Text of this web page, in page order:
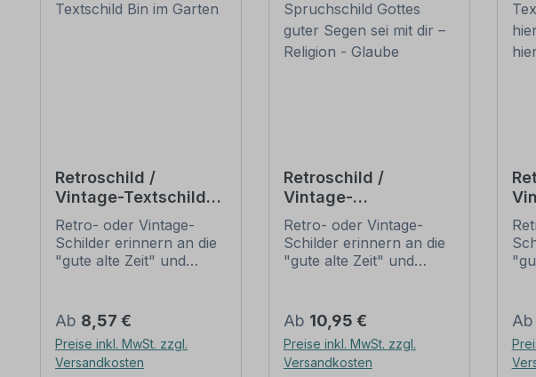
Retroschild /
Vintage-Textschild
Bin im Garten
Retro- oder Vintage-
Schilder erinnern an die
"gute alte Zeit" und
großer Beliebheit. Sind
diese Schilder im Original
nur schwer und häufig
nur zu horrenden Preise
Regulärer Preis:
Ab 8,57 €
Preise inkl. MwSt. zzgl.
Versandkosten
Retroschild /
Vintage-
Spruchschild Gottes
guter Segen sei mit
dir – Religion -
Retro- oder Vintage-
Schilder erinnern an die
"gute alte Zeit" und
großer Beliebheit. Sind
diese Schilder im Original
nur schwer und häufig
nur zu horrenden Preise
Regulärer Preis:
Ab 10,95 €
Preise inkl. MwSt. zzgl.
Versandkosten
Ab